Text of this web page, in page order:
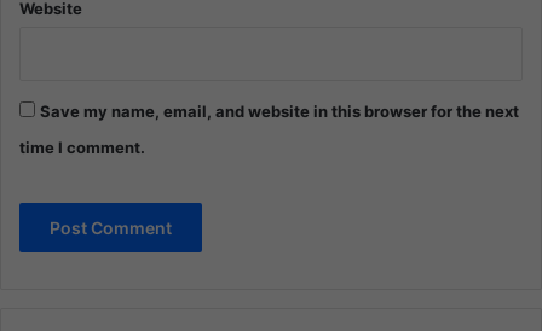
Website
Save my name, email, and website in this browser for the next
time I comment.